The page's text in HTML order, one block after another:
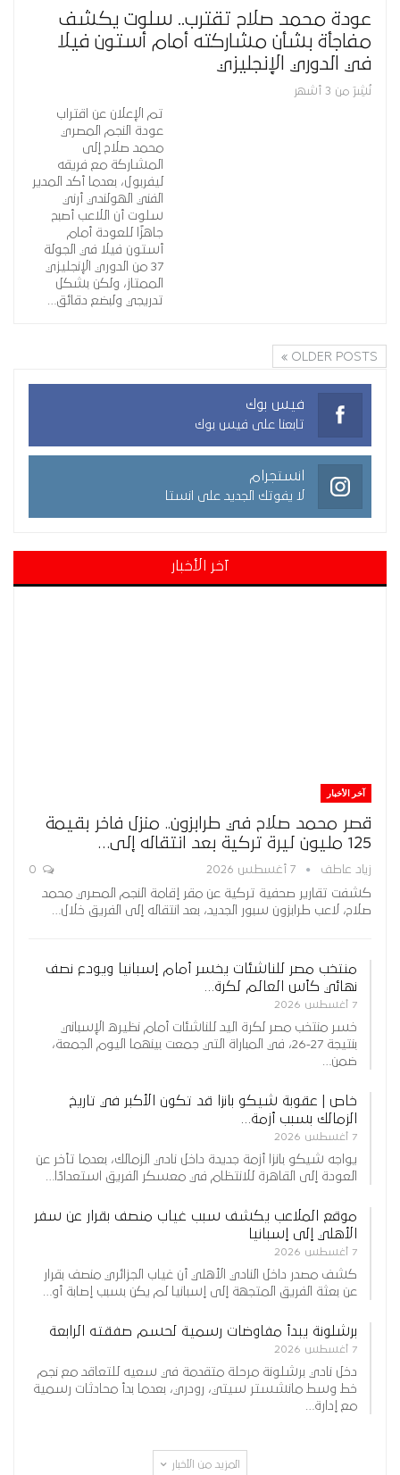
عودة محمد صلاح تقترب.. سلوت يكشف
مفاجأة بشأن مشاركته أمام أستون فيلا
في الدوري الإنجليزي
نُشِرَ من 3 أشهر
تم الإعلان عن اقتراب
عودة النجم المصري
محمد صلاح إلى
المشاركة مع فريقه
ليفربول، بعدما أكد المدير
الفني الهولندي أرني
سلوت أن اللاعب أصبح
جاهزًا للعودة أمام
أستون فيلا في الجولة
37 من الدوري الإنجليزي
الممتاز، ولكن بشكل
تدريجي ولبضع دقائق…
OLDER POSTS
فيس بوك
تابعنا على فيس بوك
انستجرام
لا يفوتك الجديد على انستا
آخر الأخبار
آخر الأخبار
قصر محمد صلاح في طرابزون.. منزل فاخر بقيمة
125 مليون ليرة تركية بعد انتقاله إلى…
زياد عاطف 7 أغسطس 2026
كشفت تقارير صحفية تركية عن مقر إقامة النجم المصري محمد
صلاح، لاعب طرابزون سبور الجديد، بعد انتقاله إلى الفريق خلال…
منتخب مصر للناشئات يخسر أمام إسبانيا ويودع نصف
نهائي كأس العالم لكرة…
7 أغسطس 2026
خسر منتخب مصر لكرة اليد للناشئات أمام نظيره الإسباني
بنتيجة 27-26، في المباراة التي جمعت بينهما اليوم الجمعة،
ضمن…
خاص | عقوبة شيكو بانزا قد تكون الأكبر في تاريخ
الزمالك بسبب أزمة…
7 أغسطس 2026
يواجه شيكو بانزا أزمة جديدة داخل نادي الزمالك، بعدما تأخر عن
العودة إلى القاهرة للانتظام في معسكر الفريق استعدادًا…
موقع الملاعب يكشف سبب غياب منصف بقرار عن سفر
الأهلي إلى إسبانيا
7 أغسطس 2026
كشف مصدر داخل النادي الأهلي أن غياب الجزائري منصف بقرار
عن بعثة الفريق المتجهة إلى إسبانيا لم يكن بسبب إصابة أو…
برشلونة يبدأ مفاوضات رسمية لحسم صفقته الرابعة
7 أغسطس 2026
دخل نادي برشلونة مرحلة متقدمة في سعيه للتعاقد مع نجم
خط وسط مانشستر سيتي، رودري، بعدما بدأ محادثات رسمية
مع إدارة…
المزيد من الأخبار